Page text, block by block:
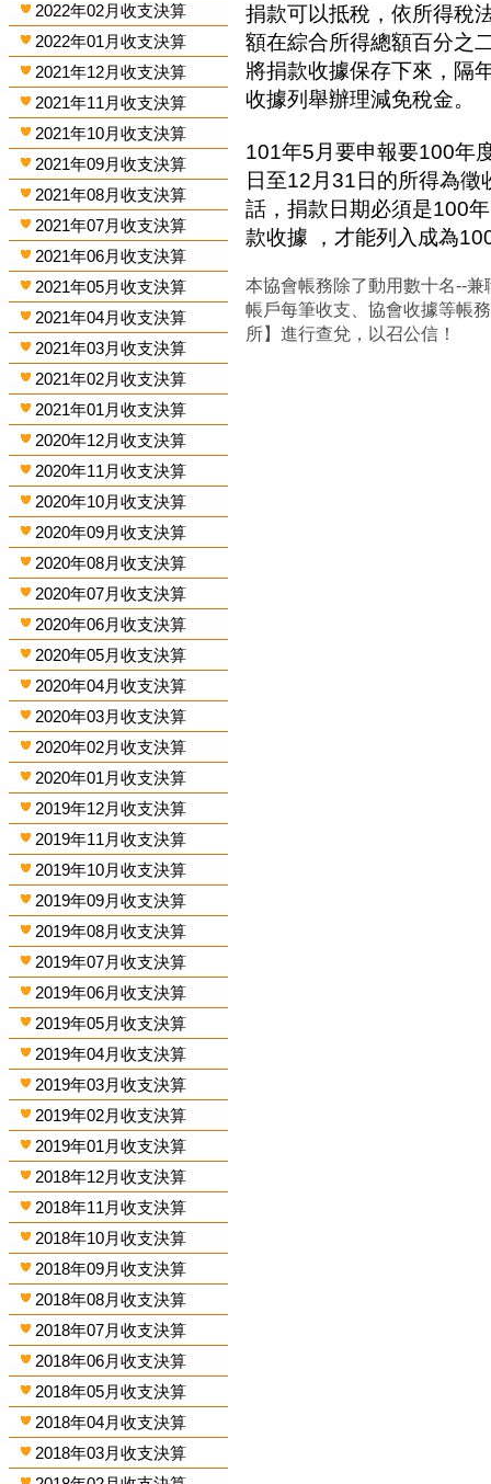
2022年02月收支決算
2022年01月收支決算
2021年12月收支決算
2021年11月收支決算
2021年10月收支決算
2021年09月收支決算
2021年08月收支決算
2021年07月收支決算
2021年06月收支決算
2021年05月收支決算
2021年04月收支決算
2021年03月收支決算
2021年02月收支決算
2021年01月收支決算
2020年12月收支決算
2020年11月收支決算
2020年10月收支決算
2020年09月收支決算
2020年08月收支決算
2020年07月收支決算
2020年06月收支決算
2020年05月收支決算
2020年04月收支決算
2020年03月收支決算
2020年02月收支決算
2020年01月收支決算
2019年12月收支決算
2019年11月收支決算
2019年10月收支決算
2019年09月收支決算
2019年08月收支決算
2019年07月收支決算
2019年06月收支決算
2019年05月收支決算
2019年04月收支決算
2019年03月收支決算
2019年02月收支決算
2019年01月收支決算
2018年12月收支決算
2018年11月收支決算
2018年10月收支決算
2018年09月收支決算
2018年08月收支決算
2018年07月收支決算
2018年06月收支決算
2018年05月收支決算
2018年04月收支決算
2018年03月收支決算
捐款可以抵稅，依所得稅
額在綜合所得總額百分之
將捐款收據保存下來，隔
收據列舉辦理減免稅金。
101年5月要申報要100年
日至12月31日的所得為
話，捐款日期必須是100
款收據 ，才能列入成為
本協會帳務除了動用數十名--
帳戶每筆收支、協會收據等帳
所】進行查兌，以召公信！